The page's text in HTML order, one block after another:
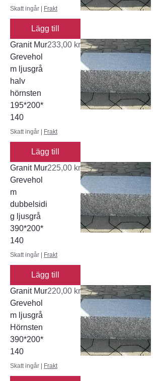
Skatt ingår Frakt
Lägg till
Granit Mur
Grevehol
m ljusgrå
halv
hörnsten
195*200*
140
Pris
233,00 kr
Skatt ingår Frakt
Lägg till
Granit Mur
Grevehol
m
dubbelsidi
g ljusgrå
390*200*
140
Pris
225,00 kr
Skatt ingår Frakt
Lägg till
Granit Mur
Grevehol
m ljusgrå
Hörnsten
390*200*
140
Pris
220,00 kr
Skatt ingår Frakt